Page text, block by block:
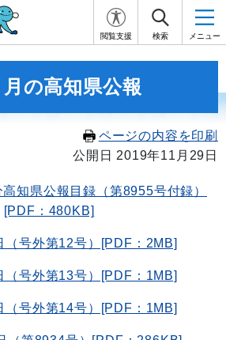
閲覧支援 検索 メニュー
の高知県公報
ページの内容を印刷
公開日 2019年11月29日
知県公報目録（第8955号付録）
[PDF：480KB]
（号外第12号）[PDF：2MB]
（号外第13号）[PDF：1MB]
（号外第14号）[PDF：1MB]